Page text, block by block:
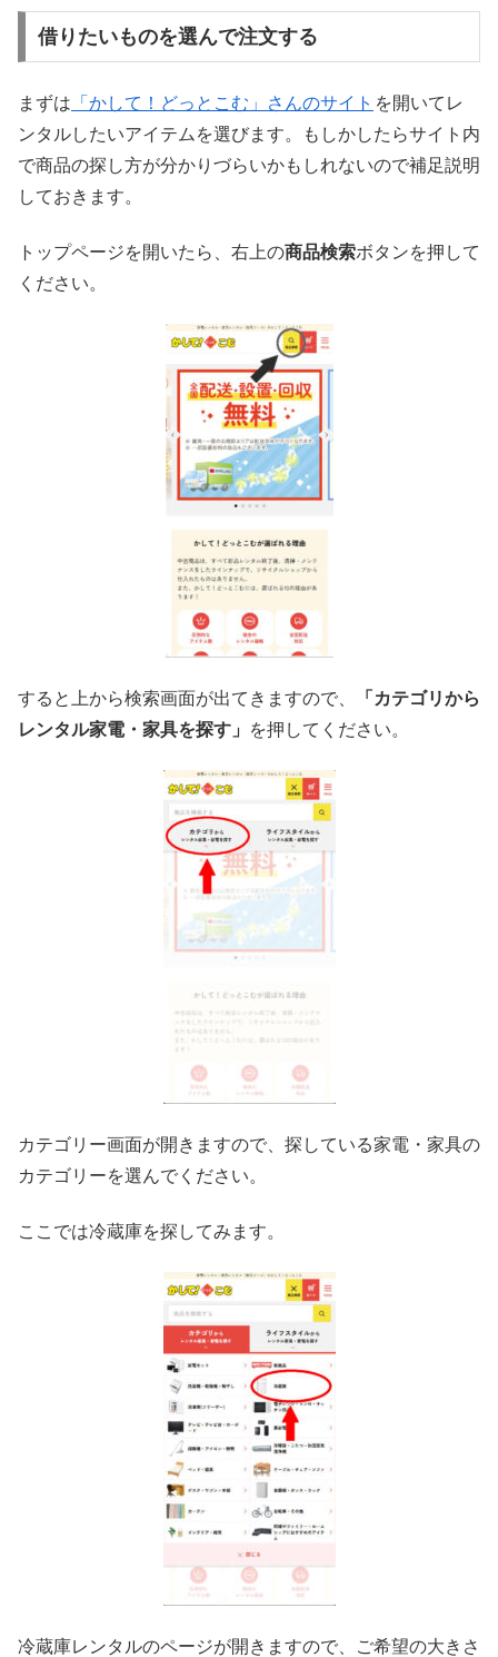
借りたいものを選んで注文する
まずは 「かして！どっとこむ」さんのサイト を開いてレ
ンタルしたいアイテムを選びます。もしかしたらサイト内
で商品の探し方が分かりづらいかもしれないので補足説明
しておきます。
トップページを開いたら、右上の商品検索ボタンを押して
ください。
すると上から検索画面が出てきますので、
「カテゴリから
レンタル家電・家具を探す」
を押してください。
カテゴリー画面が開きますので、探している家電・家具の
カテゴリーを選んでください。
ここでは冷蔵庫を探してみます。
冷蔵庫レンタルのページが開きますので、ご希望の大きさ